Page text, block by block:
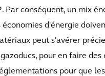
Par conséquent, un mix
d'énergie
peut s'avérer
pour en faire des
pour que